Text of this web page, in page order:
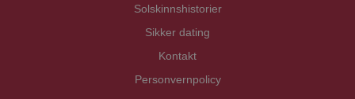
Solskinnshistorier
Sikker dating
Kontakt
Personvernpolicy